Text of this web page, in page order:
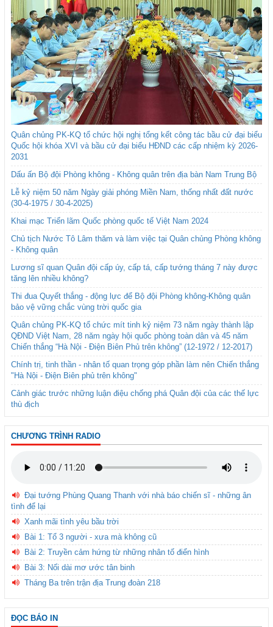
Quân chủng PK-KQ tổ chức hội nghị tổng kết công tác bầu cử đại biểu
Quốc hội khóa XVI và bầu cử đại biểu HĐND các cấp nhiệm kỳ 2026-
2031
Dấu ấn Bộ đội Phòng không - Không quân trên địa bàn Nam Trung Bộ
Lễ kỷ niệm 50 năm Ngày giải phóng Miền Nam, thống nhất đất nước
(30-4-1975 / 30-4-2025)
Khai mạc Triển lãm Quốc phòng quốc tế Việt Nam 2024
Chủ tịch Nước Tô Lâm thăm và làm việc tại Quân chủng Phòng không
- Không quân
Lương sĩ quan Quân đội cấp úy, cấp tá, cấp tướng tháng 7 này được
tăng lên nhiều không?
Thi đua Quyết thắng - động lực để Bộ đội Phòng không-Không quân
bảo vệ vững chắc vùng trời quốc gia
Quân chủng PK-KQ tổ chức mít tinh kỷ niệm 73 năm ngày thành lập
QĐND Việt Nam, 28 năm ngày hội quốc phòng toàn dân và 45 năm
Chiến thắng “Hà Nội - Điện Biên Phủ trên không” (12-1972 / 12-2017)
Chính trị, tinh thần - nhân tố quan trọng góp phần làm nên Chiến thắng
"Hà Nội - Điện Biên phủ trên không"
Cảnh giác trước những luận điệu chống phá Quân đội của các thế lực
thù địch
CHƯƠNG TRÌNH RADIO
Đại tướng Phùng Quang Thanh với nhà báo chiến sĩ - những ân
tình để lại
Xanh mãi tình yêu bầu trời
Bài 1: Tổ 3 người - xưa mà không cũ
Bài 2: Truyền cảm hứng từ những nhân tố điển hình
Bài 3: Nối dài mơ ước tân binh
Tháng Ba trên trận địa Trung đoàn 218
ĐỌC BÁO IN